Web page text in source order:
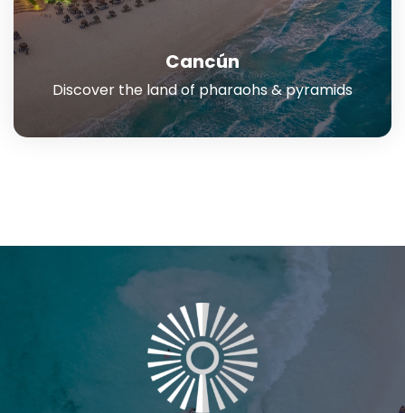
Cancún
Discover the land of pharaohs & pyramids